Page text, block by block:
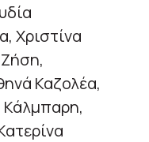
Χριστίνα
Καζολέα,
Κάλμπαρη,